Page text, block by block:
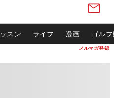
メルマガ登録
スン ライフ 漫画 ゴル